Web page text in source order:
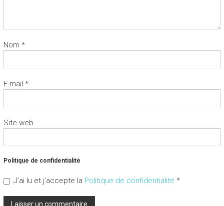
Nom *
E-mail *
Site web
Politique de confidentialité
J’ai lu et j’accepte la Politique de confidentialité *